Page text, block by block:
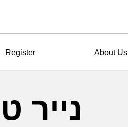
Register About Us
נייר